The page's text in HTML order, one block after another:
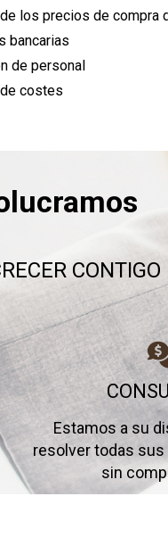
los precios de compra
bancarias
de personal
costes
CONTIGO
Estamos a su
resolver todas sus
sin